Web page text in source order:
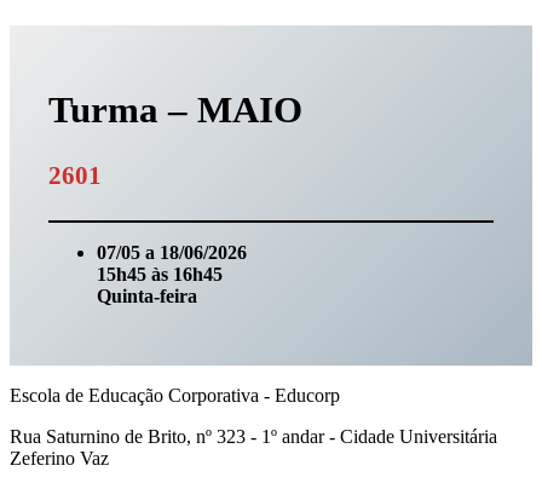
Turma – MAIO
2601
07/05 a 18/06/2026
15h45 às 16h45
Quinta-feira
Escola de Educação Corporativa - Educorp
Rua Saturnino de Brito, nº 323 - 1º andar - Cidade Universitária
Zeferino Vaz